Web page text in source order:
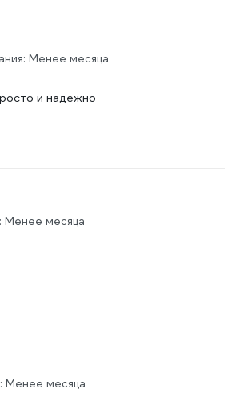
Менее месяца
и надежно
Менее месяца
Менее месяца